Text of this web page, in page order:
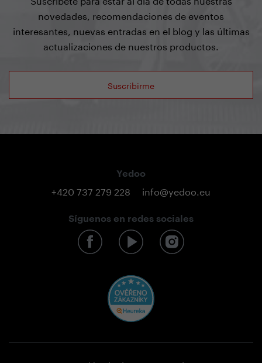
novedades, recomendaciones de eventos
interesantes, nuevas entradas en el blog y las últimas
actualizaciones de nuestros productos.
Suscribirme
Yedoo
+420 737 279 228 info@yedoo.eu
Síguenos en redes sociales